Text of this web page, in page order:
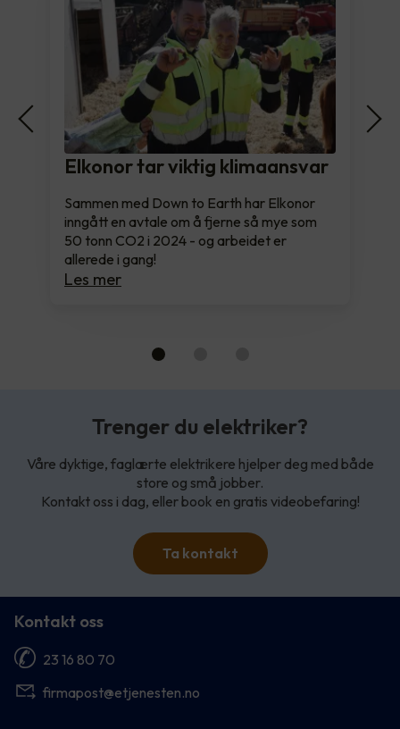
Elkonor tar viktig klimaansvar
Sammen med Down to Earth har Elkonor
inngått en avtale om å fjerne så mye som
50 tonn CO2 i 2024 - og arbeidet er
allerede i gang!
Les mer
Trenger du elektriker?
Våre dyktige, faglærte elektrikere hjelper deg med både
store og små jobber.
Kontakt oss i dag, eller book en gratis videobefaring!
Ta kontakt
Kontakt oss
23 16 80 70
firmapost@etjenesten.no